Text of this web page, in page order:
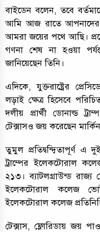
বাইডেন বলেন, তবে
আমি আজ রাতে আপনাদের
আমরা জয়ের পথে আছি।
গণনা শেষ না হওয়া
জানিয়েছেন তিনি।
এদিকে, যুক্তরাষ্ট্রের
লড়াই ক্ষেত্র হিসেবে
দলীয় প্রার্থী ডোনাল্ড
টেক্সাসও জয় করেছেন
তুমুল প্রতিদ্বন্দ্বিতাপূর্ণ
ট্রাম্পের ইলেকটোরাল
২১৩। ব্যাটলগ্রাউন্ড রাজ্য
ইলেকটোরাল কলেজ
ইলেকটোরাল কলেজ
টেক্সাস, ফ্লোরিডায় জয়